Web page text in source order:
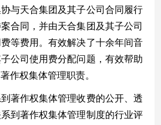
与天合集团及其子公司合同履行
合同，并由天合集团及其子公司
等费用。有效解决了十余年间音
公司使用费分配问题，有效帮助
作权集体管理职责。
著作权集体管理收费的公开、透
到著作权集体管理制度的行业评